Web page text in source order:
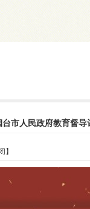
市人民政府教育督导
】